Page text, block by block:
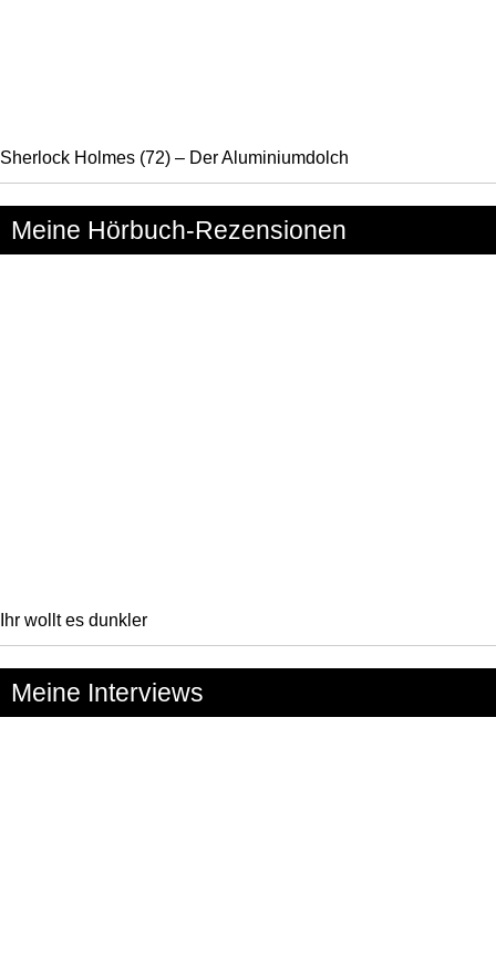
Sherlock Holmes (72) – Der Aluminiumdolch
Meine Hörbuch-Rezensionen
Ihr wollt es dunkler
Meine Interviews